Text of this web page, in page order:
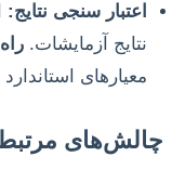
اعتبار سنجی نتایج:
نتایج آزمایشات.
معیارهای
چالش‌های